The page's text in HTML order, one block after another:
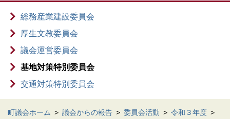
総務産業建設委員会
厚生文教委員会
議会運営委員会
基地対策特別委員会
交通対策特別委員会
町議会ホーム > 議会からの報告 > 委員会活動 > 令和３年度 >